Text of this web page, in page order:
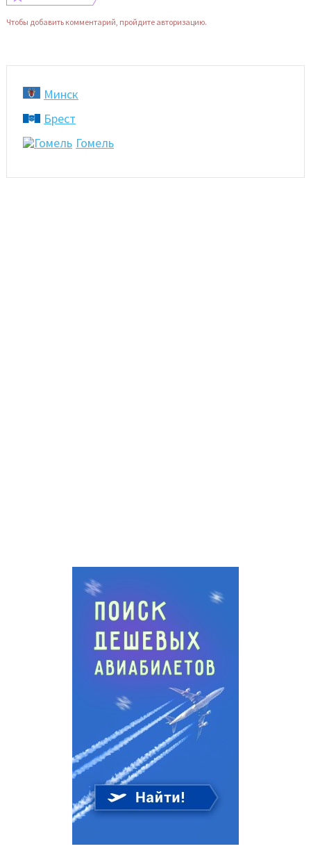
Чтобы добавить комментарий, пройдите авторизацию.
Минск
Брест
Гомель